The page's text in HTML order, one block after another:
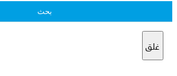
بحث
غلق